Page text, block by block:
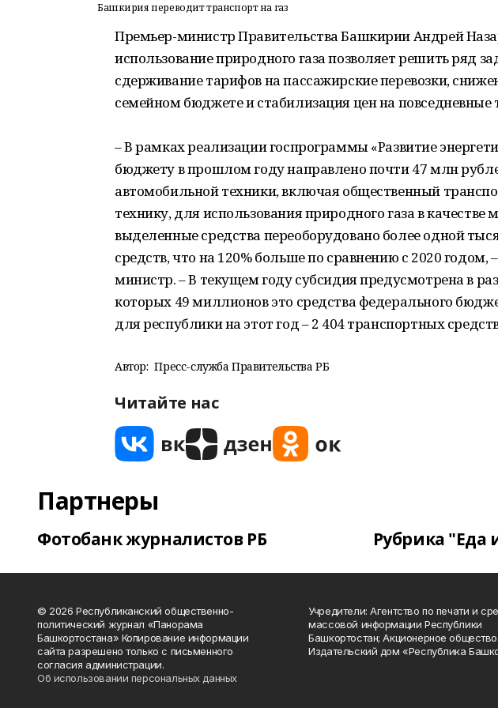
Башкирия переводит транспорт на газ
Премьер-министр Правительства Башкирии Андрей
использование природного газа позволяет решить ряд
сдерживание тарифов на пассажирские перевозки,
семейном бюджете и стабилизация цен на повседневные
– В рамках реализации госпрограммы «Развитие
бюджету в прошлом году направлено почти 47 млн
автомобильной техники, включая общественный
технику, для использования природного газа в качестве
выделенные средства переоборудовано более одной
средств, что на 120% больше по сравнению с 2020 годом,
министр. – В текущем году субсидия предусмотрена в
которых 49 миллионов это средства федерального
для республики на этот год – 2 404 транспортных
Автор: Пресс-служба Правительства РБ
Читайте нас
Партнеры
Фотобанк журналистов РБ Рубрика "Еда
© 2026 Республиканский общественно-
политический журнал «Панорама
Башкортостана» Копирование информации
сайта разрешено только с письменного
согласия администрации.
Об использовании персональных данных
Учредители: Агентство по печати и
массовой информации Республики
Башкортостан; Акционерное общество
Издательский дом «Республика